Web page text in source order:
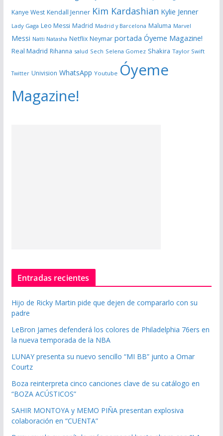
Kanye West Kendall Jenner Kim Kardashian Kylie Jenner
Lady Gaga Leo Messi Madrid Madrid y Barcelona Maluma Marvel
Messi Natti Natasha Netflix Neymar portada Óyeme Magazine!
Real Madrid Rihanna salud Sech Selena Gomez Shakira Taylor Swift
Twitter Univision WhatsApp Youtube Óyeme
Magazine!
Entradas recientes
Hijo de Ricky Martin pide que dejen de compararlo con su
padre
LeBron James defenderá los colores de Philadelphia 76ers en
la nueva temporada de la NBA
LUNAY presenta su nuevo sencillo “MI BB” junto a Omar
Courtz
Boza reinterpreta cinco canciones clave de su catálogo en
“BOZA ACÚSTICOS”
SAHIR MONTOYA y MEMO PIÑA presentan explosiva
colaboración en “CUENTA”